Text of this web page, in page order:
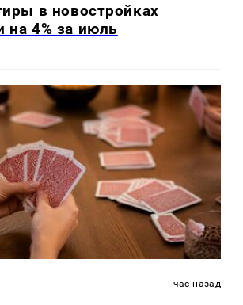
в новостройках
на 4% за июль
час назад